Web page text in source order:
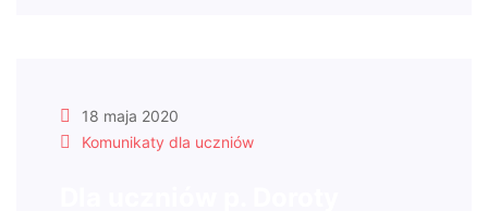
18 maja 2020
Komunikaty dla uczniów